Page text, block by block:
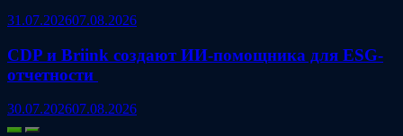
31.07.202607.08.2026
CDP и Briink создают ИИ‑помощника для ESG-
отчетности
30.07.202607.08.2026